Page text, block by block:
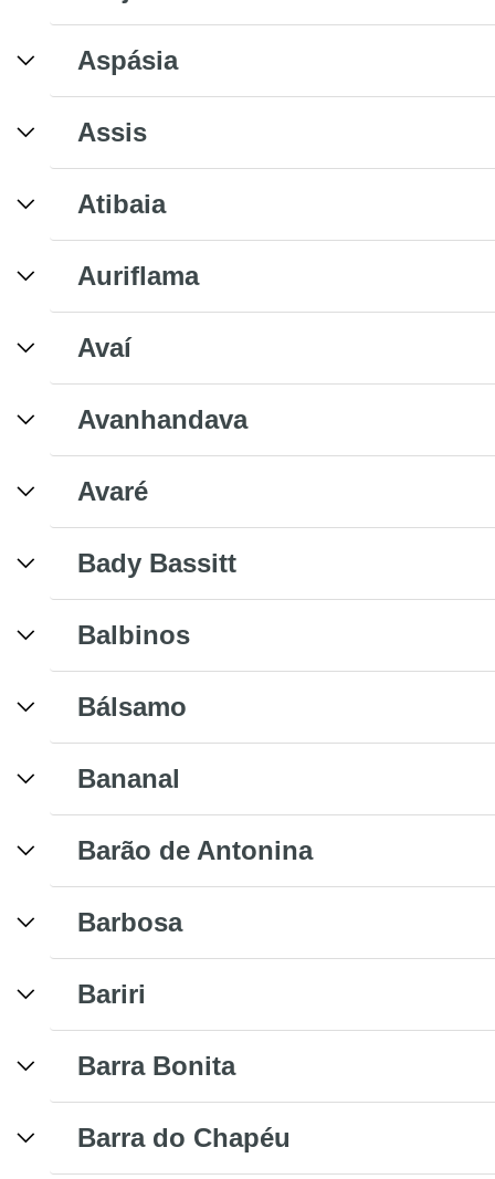
Aspásia
Assis
Atibaia
Auriflama
Avaí
Avanhandava
Avaré
Bady Bassitt
Balbinos
Bálsamo
Bananal
Barão de Antonina
Barbosa
Bariri
Barra Bonita
Barra do Chapéu